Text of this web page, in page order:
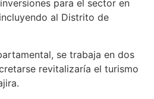
para el sector en
al Distrito de
se trabaja en dos
revitalizaría el turismo